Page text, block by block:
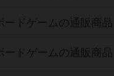
ードゲームの通販商品
ードゲームの通販商品